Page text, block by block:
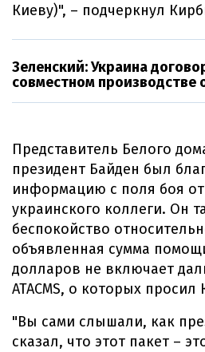
Киеву)", – подчеркнул
Зеленский: Украина
совместном производстве
Представитель Белого
президент Байден был
информацию с поля боя от
украинского коллеги. Он
беспокойство
объявленная сумма
долларов не включает
ATACMS, о которых просил
"Вы сами слышали, как
сказал, что этот пакет –